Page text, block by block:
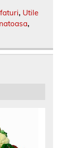
, Utile
,